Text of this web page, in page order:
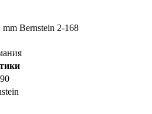
Bernstein 2-168